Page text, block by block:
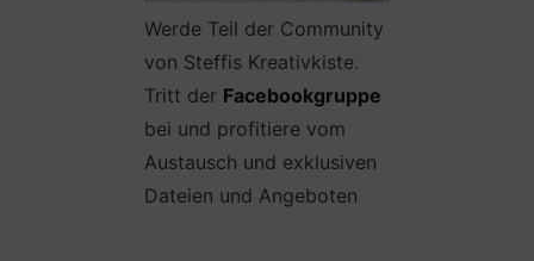
Werde Teil der Community
von Steffis Kreativkiste.
Tritt der Facebookgruppe
bei und profitiere vom
Austausch und exklusiven
Dateien und Angeboten